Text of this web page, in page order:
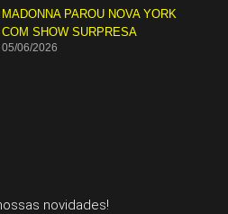
MADONNA PAROU NOVA YORK
COM SHOW SURPRESA
05/06/2026
novidades!